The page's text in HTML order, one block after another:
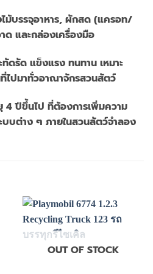
บรรจุอาหาร, ผักสด (แครอท/
และกล่องเครื่องมือ
ดรัด แข็งแรง ทนทาน เหมาะ
ไปมาทั่วอาณาจักรสวนสัตว์
4 ปีขึ้นไป ที่ต้องการเพิ่มความ
บบต่าง ๆ ภายในสวนสัตว์จำลอง
OUT OF STOCK